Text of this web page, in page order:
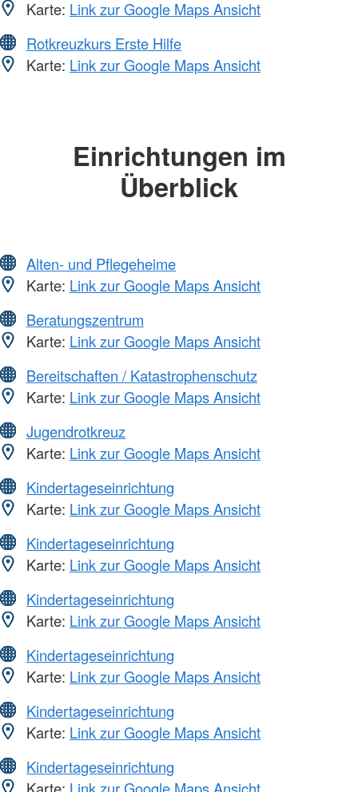
Karte: Link zur Google Maps Ansicht
Rotkreuzkurs Erste Hilfe
Karte: Link zur Google Maps Ansicht
Einrichtungen im
Überblick
Alten- und Pflegeheime
Karte: Link zur Google Maps Ansicht
Beratungszentrum
Karte: Link zur Google Maps Ansicht
Bereitschaften / Katastrophenschutz
Karte: Link zur Google Maps Ansicht
Jugendrotkreuz
Karte: Link zur Google Maps Ansicht
Kindertageseinrichtung
Karte: Link zur Google Maps Ansicht
Kindertageseinrichtung
Karte: Link zur Google Maps Ansicht
Kindertageseinrichtung
Karte: Link zur Google Maps Ansicht
Kindertageseinrichtung
Karte: Link zur Google Maps Ansicht
Kindertageseinrichtung
Karte: Link zur Google Maps Ansicht
Kindertageseinrichtung